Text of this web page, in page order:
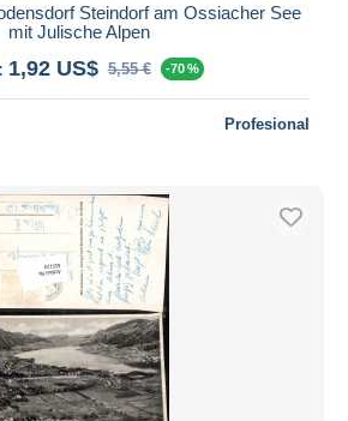
Steindorf am Ossiacher See
mit Julische Alpen
1,92 US$ 5,55 € -70 %
Profesional